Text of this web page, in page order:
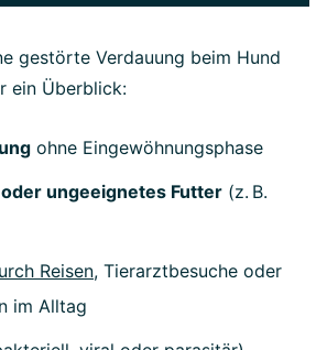
gestörte Verdauung beim Hund
ein Überblick:
ohne Eingewöhnungsphase
ungeeignetes Futter (z. B.
Reisen, Tierarztbesuche oder
im Alltag